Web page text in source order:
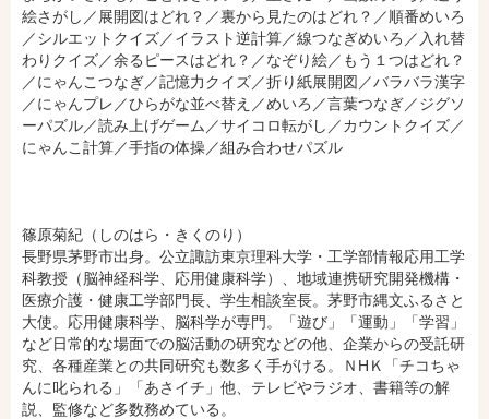
絵さがし／展開図はどれ？／裏から見たのはどれ？／順番めいろ
／シルエットクイズ／イラスト逆計算／線つなぎめいろ／入れ替
わりクイズ／余るピースはどれ？／なぞり絵／もう１つはどれ？
／にゃんこつなぎ／記憶力クイズ／折り紙展開図／バラバラ漢字
／にゃんプレ／ひらがな並べ替え／めいろ／言葉つなぎ／ジグソ
ーパズル／読み上げゲーム／サイコロ転がし／カウントクイズ／
にゃんこ計算／手指の体操／組み合わせパズル
篠原菊紀（しのはら・きくのり）
長野県茅野市出身。公立諏訪東京理科大学・工学部情報応用工学
科教授（脳神経科学、応用健康科学）、地域連携研究開発機構・
医療介護・健康工学部門長、学生相談室長。茅野市縄文ふるさと
大使。応用健康科学、脳科学が専門。「遊び」「運動」「学習」
など日常的な場面での脳活動の研究などの他、企業からの受託研
究、各種産業との共同研究も数多く手がける。ＮНＫ「チコちゃ
んに叱られる」「あさイチ」他、テレビやラジオ、書籍等の解
説、監修など多数務めている。
e-honで購入 Honya Club.comで購入
hontoで購入 ヨドバシ.comで購入